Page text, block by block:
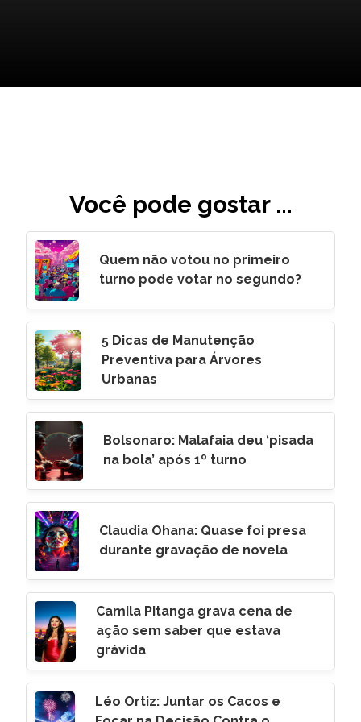
Você pode gostar ...
Quem não votou no primeiro
turno pode votar no segundo?
5 Dicas de Manutenção
Preventiva para Árvores
Urbanas
Bolsonaro: Malafaia deu ‘pisada
na bola’ após 1º turno
Claudia Ohana: Quase foi presa
durante gravação de novela
Camila Pitanga grava cena de
ação sem saber que estava
grávida
Léo Ortiz: Juntar os Cacos e